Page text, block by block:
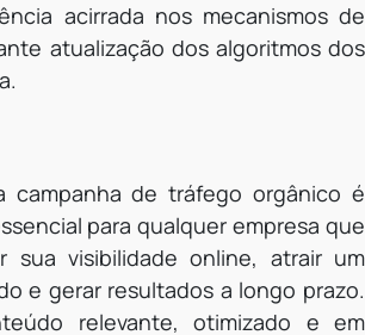
acirrada nos mecanismos de
atualização dos algoritmos dos
campanha de tráfego orgânico é
para qualquer empresa que
sua visibilidade online, atrair um
e gerar resultados a longo prazo.
relevante, otimizado e em